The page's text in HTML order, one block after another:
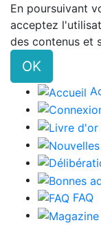
En poursuivant
acceptez
des contenus et
OK
FAQ